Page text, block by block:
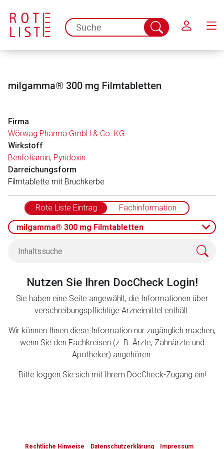
spc.search.input.placeholder
Suche
abschicken
milgamma® 300 mg Filmtabletten
Firma
Wörwag Pharma GmbH & Co. KG
Wirkstoff
Benfotiamin, Pyridoxin
Darreichungsform
Filmtablette mit Bruchkerbe
Rote Liste Eintrag Fachinformation
milgamma® 300 mg Filmtabletten
Nutzen Sie Ihren DocCheck Login!
Sie haben eine Seite angewählt, die Informationen über
verschreibungspflichtige Arzneimittel enthält.
Wir können Ihnen diese Information nur zugänglich machen,
wenn Sie den Fachkreisen (z. B. Ärzte, Zahnärzte und
Apotheker) angehören.
Bitte loggen Sie sich mit Ihrem DocCheck-Zugang ein!
Rechtliche Hinweise Datenschutzerklärung Impressum
Aufruf einer externen Seite
Der von Ihnen aufgerufene Link öffnet eine externe Web-
Seite. Für die Inhalte der externen Web-Seite ist deren
Betreiber verantwortlich. Ebenso gelten dort ggf. andere
Datenschutzbestimmungen.
Zur Seite